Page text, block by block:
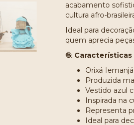
acabamento
cultura afro-
Ideal para
quem aprecia
🧶
Orixá
Produzida
Vestido azul
Inspirada na
Representa
Ideal para